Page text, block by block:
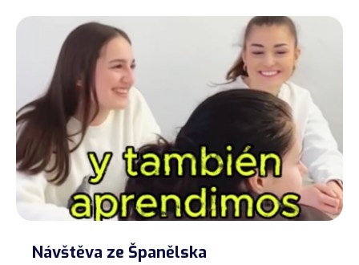
Návštěva ze Španělska